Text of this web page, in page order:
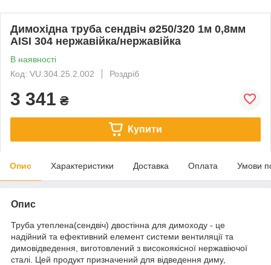
Димохідна труба сендвіч ø250/320 1м 0,8мм
AISI 304 нержавійка/нержавійка
В наявності
Код: VU.304.25.2.002
Роздріб
3 341 ₴
Купити
Опис Характеристики Доставка Оплата Умови
Опис
Труба утеплена(сендвіч) двостінна для димоходу - це
надійний та ефективний елемент системи вентиляції та
димовідведення, виготовлений з високоякісної нержавіючої
сталі. Цей продукт призначений для відведення диму,